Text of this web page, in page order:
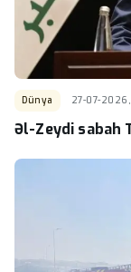
Dünya 27-07-
Əl-Zeydi sabah